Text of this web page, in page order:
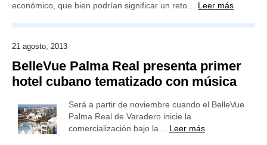
económico, que bien podrían significar un reto… Leer más
21 agosto, 2013
BelleVue Palma Real presenta primer
hotel cubano tematizado con música
Será a partir de noviembre cuando el BelleVue
Palma Real de Varadero inicie la
comercialización bajo la… Leer más